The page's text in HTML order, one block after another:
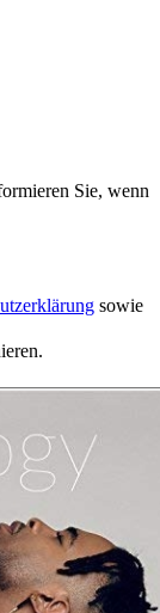
Sie, wenn
sowie